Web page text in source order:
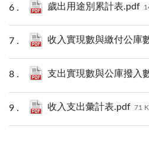
歲出用途別累計表.pdf
收入實現數與繳付公庫
支出實現數與公庫撥入
收入支出彙計表.pdf 71